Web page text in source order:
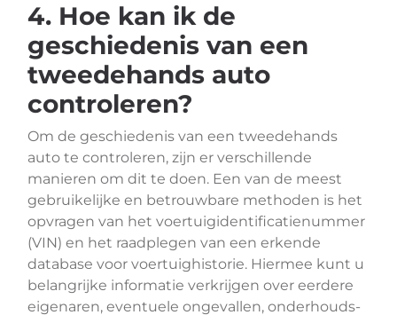
4. Hoe kan ik de
geschiedenis van een
tweedehands auto
controleren?
Om de geschiedenis van een tweedehands
auto te controleren, zijn er verschillende
manieren om dit te doen. Een van de meest
gebruikelijke en betrouwbare methoden is het
opvragen van het voertuigidentificatienummer
(VIN) en het raadplegen van een erkende
database voor voertuighistorie. Hiermee kunt u
belangrijke informatie verkrijgen over eerdere
eigenaren, eventuele ongevallen, onderhouds-